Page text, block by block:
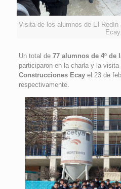
Visita de los alumnos de El Redín
Ecay.
Un total de 77 alumnos de 4º de
participaron en la charla y la visita
Construcciones Ecayel 23 de
respectivamente.